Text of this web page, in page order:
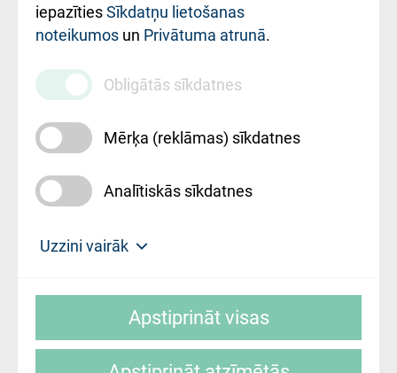
iestādes kods
010000234
Maksas
pakalpojumu
cenrādis
iepazītiesSīkdatņu lietošanas
noteikumos un Privātuma atrunā.
Obligātās sīkdatnes
Mērķa (reklāmas) sīkdatnes
Analītiskās sīkdatnes
Uzzini vairāk
slimnīca, turpmāk – Pārzinis, sīkdatņu
Apstiprināt visas